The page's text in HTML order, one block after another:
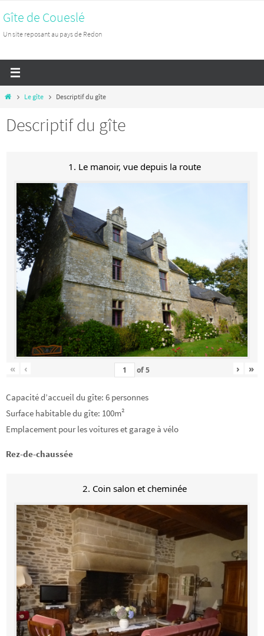
vers
le
Gîte de Coueslé
Un site reposant au pays de Redon
HomeLe gîte Descriptif du gîte
Descriptif du gîte
1. Le manoir, vue depuis la route
« ‹ of5 › »
Capacité d’accueil du gîte: 6 personnes
Surface habitable du gîte: 100m²
Emplacement pour les voitures et garage à vélo
Rez-de-chaussée
2. Coin salon et cheminée